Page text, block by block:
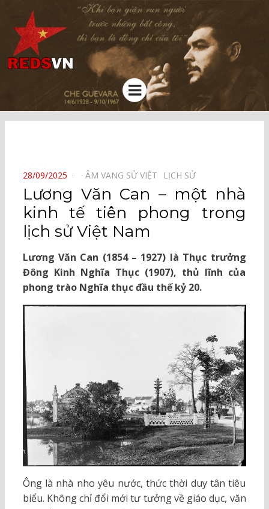
Kênh chia sẻ tri thức cộng đồng
Menu
POSTED
ON
28/09/2025 ÂM VANG SỬ VIỆT⠀ LỊCH SỬ⠀
Lương Văn Can – một nhà
kinh tế tiên phong trong
lịch sử Việt Nam
Lương Văn Can (1854 – 1927) là Thục trưởng
Đông Kinh Nghĩa Thục (1907), thủ lĩnh của
phong trào Nghĩa thục đầu thế kỷ 20.
Ông là nhà nho yêu nước, thức thời duy tân tiêu
biểu. Không chỉ đổi mới tư tưởng về giáo dục, văn